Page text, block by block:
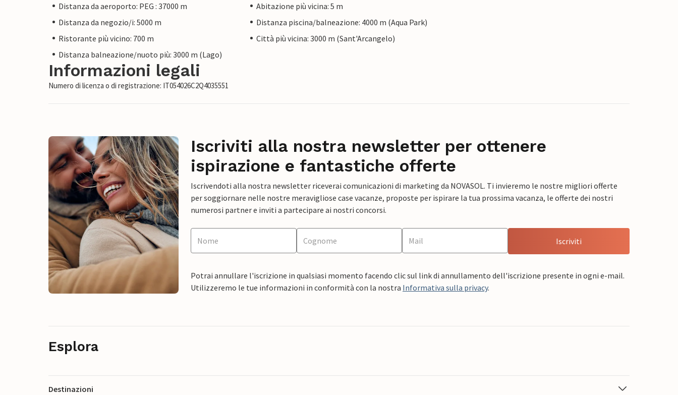
Distanza da aeroporto: PEG : 37000 m
Abitazione più vicina: 5 m
Distanza da negozio/i: 5000 m
Distanza piscina/balneazione: 4000 m (Aqua Park)
Ristorante più vicino: 700 m
Città più vicina: 3000 m (Sant'Arcangelo)
Distanza balneazione/nuoto più: 3000 m (Lago)
Informazioni legali
Numero di licenza o di registrazione: IT054026C2Q4035551
Iscriviti alla nostra newsletter per ottenere
ispirazione e fantastiche offerte
Iscrivendoti alla nostra newsletter riceverai comunicazioni di marketing da NOVASOL. Ti invieremo le nostre migliori offerte
per soggiornare nelle nostre meravigliose case vacanze, proposte per ispirare la tua prossima vacanza, le offerte dei nostri
numerosi partner e inviti a partecipare ai nostri concorsi.
Iscriviti
Potrai annullare l'iscrizione in qualsiasi momento facendo clic sul link di annullamento dell'iscrizione presente in ogni e-mail.
Utilizzeremo le tue informazioni in conformità con la nostra Informativa sulla privacy.
Esplora
Destinazioni